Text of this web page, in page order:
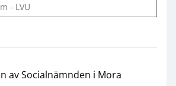
- LVU
av Socialnämnden i Mora